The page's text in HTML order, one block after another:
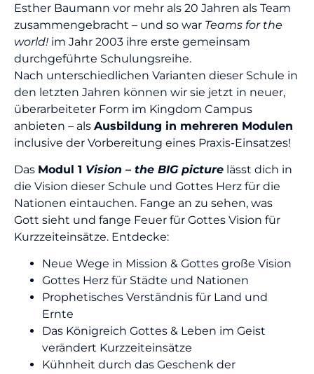
Esther Baumann vor mehr als 20 Jahren als Team
zusammengebracht – und so war Teams for the
world! im Jahr 2003 ihre erste gemeinsam
durchgeführte Schulungsreihe.
Nach unterschiedlichen Varianten dieser Schule in
den letzten Jahren können wir sie jetzt in neuer,
überarbeiteter Form im Kingdom Campus
anbieten – als Ausbildung in mehreren Modulen
inclusive der Vorbereitung eines Praxis-Einsatzes!
Das Modul 1 Vision – the BIG picture lässt dich in
die Vision dieser Schule und Gottes Herz für die
Nationen eintauchen. Fange an zu sehen, was
Gott sieht und fange Feuer für Gottes Vision für
Kurzzeiteinsätze. Entdecke:
Neue Wege in Mission & Gottes große Vision
Gottes Herz für Städte und Nationen
Prophetisches Verständnis für Land und
Ernte
Das Königreich Gottes & Leben im Geist
verändert Kurzzeiteinsätze
Kühnheit durch das Geschenk der